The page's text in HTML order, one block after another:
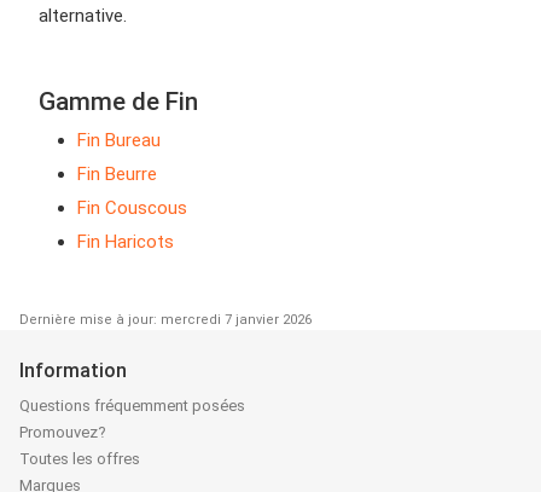
alternative.
Gamme de Fin
Fin Bureau
Fin Beurre
Fin Couscous
Fin Haricots
Dernière mise à jour: mercredi 7 janvier 2026
Information
Questions fréquemment posées
Promouvez?
Toutes les offres
Marques